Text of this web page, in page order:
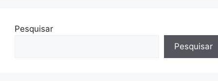
Pesquisar
Pesquisar